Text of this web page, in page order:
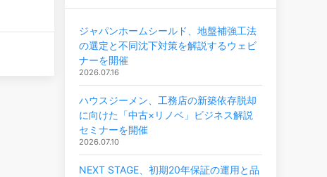
ジャパンホームシールド、地盤補強工法
の選定と不同沈下対策を解説するウェビ
ナーを開催
2026.07.16
ハウスジーメン、工務店の新築依存脱却
に向けた「中古×リノベ」ビジネス解説
セミナーを開催
2026.07.10
NEXT STAGE、初期20年保証の運用と品